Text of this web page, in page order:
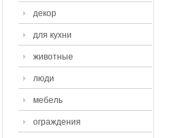
декор
для кухни
животные
люди
мебель
ограждения